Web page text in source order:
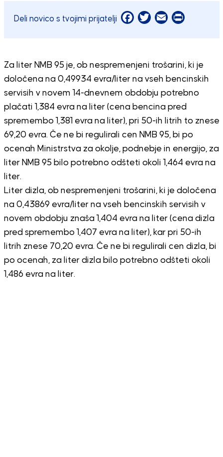
Deli novico s tvojimi prijatelji Facebook
Twitter
EmailPrint
Za liter NMB 95 je, ob nespremenjeni trošarini, ki je
določena na 0,49934 evra/liter na vseh bencinskih
servisih v novem 14-dnevnem obdobju potrebno
plačati 1,384 evra na liter (cena bencina pred
spremembo 1,381 evra na liter), pri 50-ih litrih to znese
69,20 evra. Če ne bi regulirali cen NMB 95, bi po
ocenah Ministrstva za okolje, podnebje in energijo, za
liter NMB 95 bilo potrebno odšteti okoli 1,464 evra na
liter.
Liter dizla, ob nespremenjeni trošarini, ki je določena
na 0,43869 evra/liter na vseh bencinskih servisih v
novem obdobju znaša 1,404 evra na liter (cena dizla
pred spremembo 1,407 evra na liter), kar pri 50-ih
litrih znese 70,20 evra. Če ne bi regulirali cen dizla, bi
po ocenah, za liter dizla bilo potrebno odšteti okoli
1,486 evra na liter.